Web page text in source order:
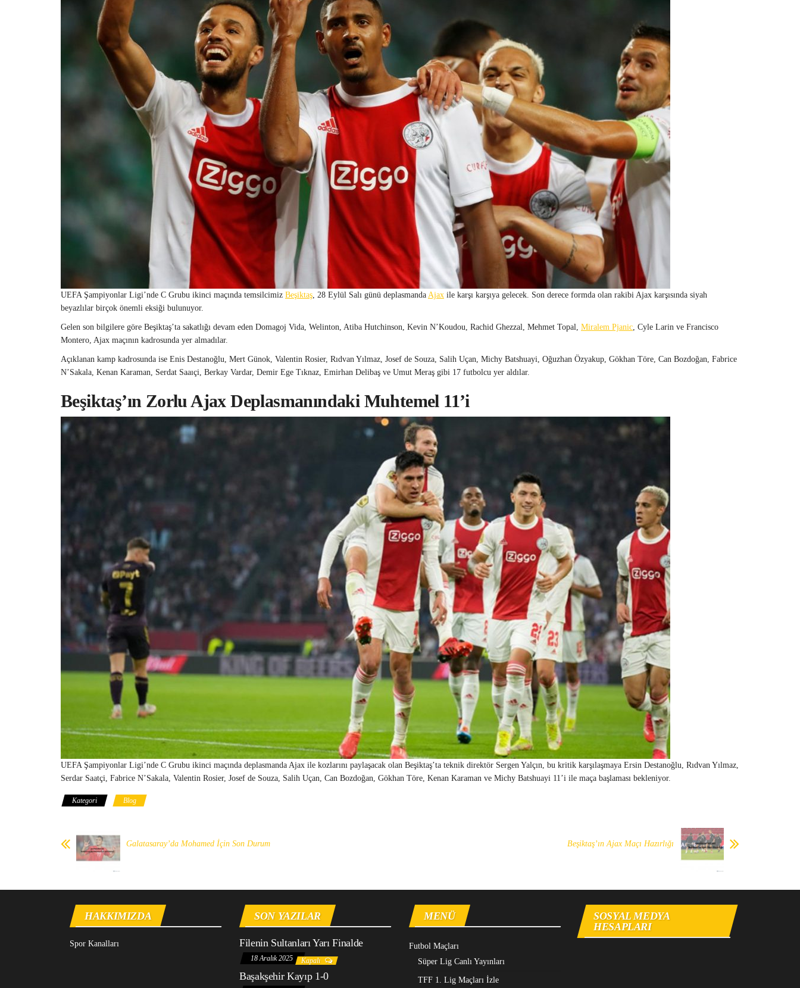
UEFA Şampiyonlar Ligi’nde C Grubu ikinci maçında temsilcimiz Beşiktaş, 28 Eylül Salı günü deplasmanda Ajax ile karşı karşıya gelecek. Son derece formda olan rakibi Ajax karşısında siyah
beyazlılar birçok önemli eksiği bulunuyor.
Gelen son bilgilere göre Beşiktaş’ta sakatlığı devam eden Domagoj Vida, Welinton, Atiba Hutchinson, Kevin N’Koudou, Rachid Ghezzal, Mehmet Topal, Miralem Pjanic, Cyle Larin ve Francisco
Montero, Ajax maçının kadrosunda yer almadılar.
Açıklanan kamp kadrosunda ise Enis Destanoğlu, Mert Günok, Valentin Rosier, Rıdvan Yılmaz, Josef de Souza, Salih Uçan, Michy Batshuayi, Oğuzhan Özyakup, Gökhan Töre, Can Bozdoğan, Fabrice
N’Sakala, Kenan Karaman, Serdat Saaıçi, Berkay Vardar, Demir Ege Tıknaz, Emirhan Delibaş ve Umut Meraş gibi 17 futbolcu yer aldılar.
Beşiktaş’ın Zorlu Ajax Deplasmanındaki Muhtemel 11’i
UEFA Şampiyonlar Ligi’nde C Grubu ikinci maçında deplasmanda Ajax ile kozlarını paylaşacak olan Beşiktaş’ta teknik direktör Sergen Yalçın, bu kritik karşılaşmaya Ersin Destanoğlu, Rıdvan Yılmaz,
Serdar Saatçi, Fabrice N’Sakala, Valentin Rosier, Josef de Souza, Salih Uçan, Can Bozdoğan, Gökhan Töre, Kenan Karaman ve Michy Batshuayi 11’i ile maça başlaması bekleniyor.
Kategori Blog
Galatasaray’da Mohamed İçin Son Durum Beşiktaş’ın Ajax Maçı Hazırlığı
HAKKIMIZDA
Spor Kanalları
SON YAZILAR
Filenin Sultanları Yarı Finalde
18 Aralık 2025 Kapalı
Başakşehir Kayıp 1-0
MENÜ
Futbol Maçları
Süper Lig Canlı Yayınları
TFF 1. Lig Maçları İzle
SOSYAL MEDYA
HESAPLARI